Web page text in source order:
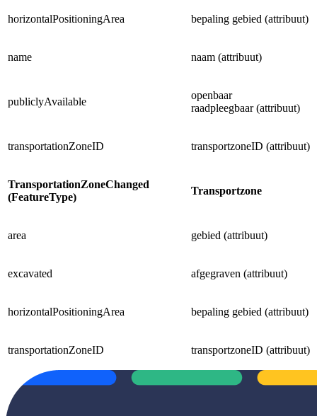
horizontalPositioningArea bepaling gebied (attribuut)
name naam (attribuut)
publiclyAvailable
openbaar
raadpleegbaar (attribuut)
transportationZoneID transportzoneID (attribuut)
TransportationZoneChanged
(FeatureType)
Transportzone
area gebied (attribuut)
excavated afgegraven (attribuut)
horizontalPositioningArea bepaling gebied (attribuut)
transportationZoneID transportzoneID (attribuut)